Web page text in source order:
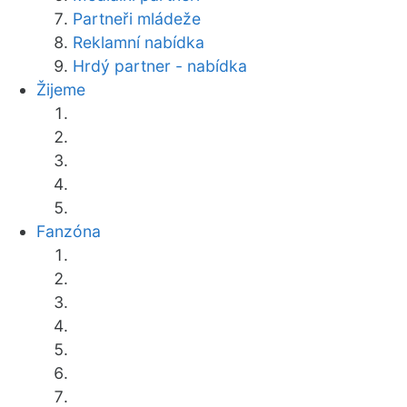
Partneři mládeže
Reklamní nabídka
Hrdý partner - nabídka
Žijeme
Fanzóna